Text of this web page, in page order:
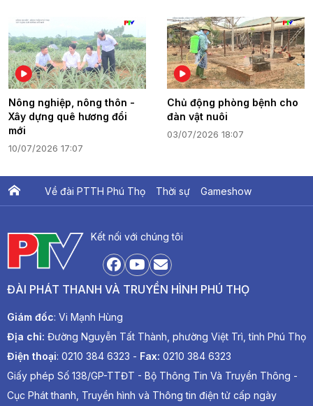
Nông nghiệp, nông thôn -
Xây dựng quê hương đổi
mới
10/07/2026 17:07
Chủ động phòng bệnh cho
đàn vật nuôi
03/07/2026 18:07
Về đài PTTH Phú Thọ Thời sự Gameshow
Kết nối với chúng tôi
ĐÀI PHÁT THANH VÀ TRUYỀN HÌNH PHÚ THỌ
Giám đốc: Vi Mạnh Hùng
Địa chỉ: Đường Nguyễn Tất Thành, phường Việt Trì, tỉnh Phú Thọ
Điện thoại: 0210 384 6323 - Fax: 0210 384 6323
Giấy phép Số 138/GP-TTĐT - Bộ Thông Tin Và Truyền Thông -
Cục Phát thanh, Truyền hình và Thông tin điện tử cấp ngày